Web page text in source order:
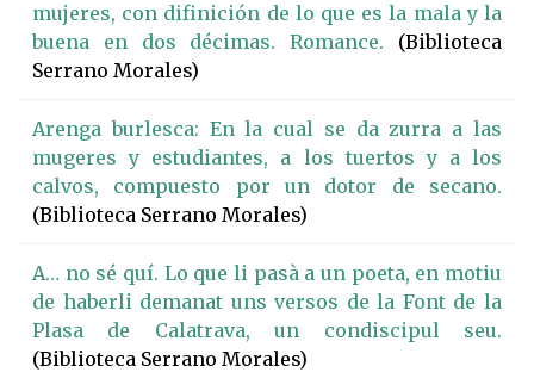
mujeres, con difinición de lo que es la mala y la
buena en dos décimas. Romance. (Biblioteca
Serrano Morales)
Arenga burlesca: En la cual se da zurra a las
mugeres y estudiantes, a los tuertos y a los
calvos, compuesto por un dotor de secano.
(Biblioteca Serrano Morales)
A… no sé quí. Lo que li pasà a un poeta, en motiu
de haberli demanat uns versos de la Font de la
Plasa de Calatrava, un condiscipul seu.
(Biblioteca Serrano Morales)